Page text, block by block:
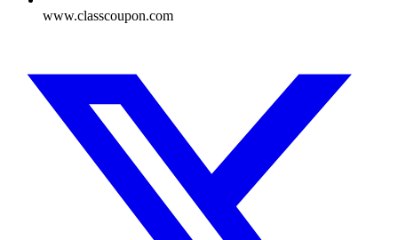
www.classcoupon.com